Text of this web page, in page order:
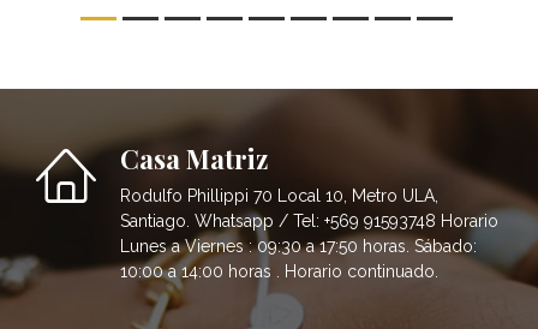
Casa Matriz
Rodulfo Phillippi 70 Local 10, Metro ULA,
Santiago. Whatsapp / Tel: +569 91593748 Horario
Lunes a Viernes : 09:30 a 17:50 horas. Sábado:
10:00 a 14:00 horas . Horario continuado.